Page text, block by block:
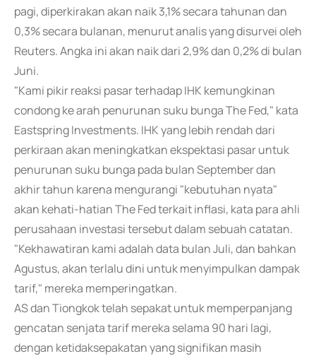
pagi, diperkirakan akan naik 3,1% secara tahunan dan
0,3% secara bulanan, menurut analis yang disurvei oleh
Reuters. Angka ini akan naik dari 2,9% dan 0,2% di bulan
Juni.
"Kami pikir reaksi pasar terhadap IHK kemungkinan
condong ke arah penurunan suku bunga The Fed," kata
Eastspring Investments. IHK yang lebih rendah dari
perkiraan akan meningkatkan ekspektasi pasar untuk
penurunan suku bunga pada bulan September dan
akhir tahun karena mengurangi "kebutuhan nyata"
akan kehati-hatian The Fed terkait inflasi, kata para ahli
perusahaan investasi tersebut dalam sebuah catatan.
"Kekhawatiran kami adalah data bulan Juli, dan bahkan
Agustus, akan terlalu dini untuk menyimpulkan dampak
tarif," mereka memperingatkan.
AS dan Tiongkok telah sepakat untuk memperpanjang
gencatan senjata tarif mereka selama 90 hari lagi,
dengan ketidaksepakatan yang signifikan masih